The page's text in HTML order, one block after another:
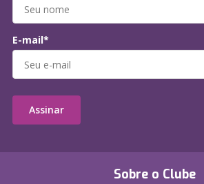
Sobre o Clube
E-mail*
Assinar